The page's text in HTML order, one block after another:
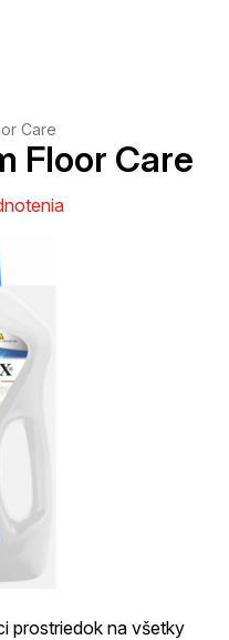
Care
prostriedok na všetky
Floor Care